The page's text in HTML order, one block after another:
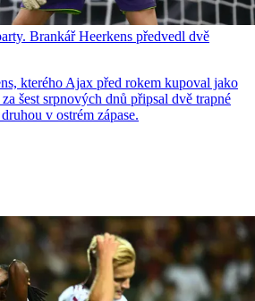
Brankář Heerkens předvedl dvě
kterého Ajax před rokem kupoval jako
šest srpnových dnů připsal dvě trapné
v ostrém zápase.